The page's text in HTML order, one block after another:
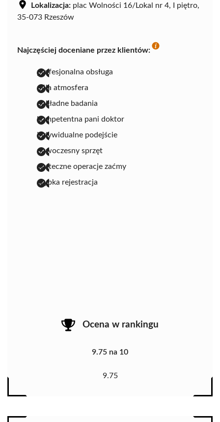
Lokalizacja: plac Wolności 16/Lokal nr 4, I piętro,
35-073 Rzeszów
Najczęściej doceniane przez klientów:
profesjonalna obsługa
miła atmosfera
dokładne badania
kompetentna pani doktor
indywidualne podejście
nowoczesny sprzęt
skuteczne operacje zaćmy
szybka rejestracja
Ocena w rankingu
9.75 na 10
9.75